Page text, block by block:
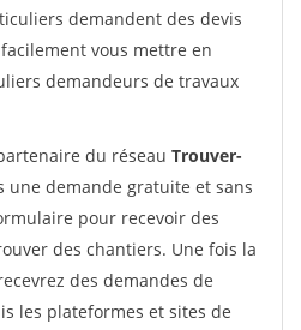
demandent des devis
vous mettre en
demandeurs de travaux
du réseau Trouver-
une demande gratuite et sans
pour recevoir des
des chantiers. Une fois la
des demandes de
les plateformes et sites de